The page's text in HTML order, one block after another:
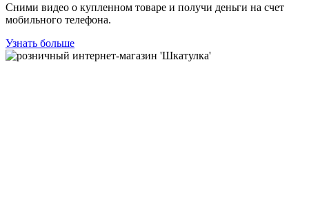
Сними видео о купленном товаре и получи деньги на счет
мобильного телефона.
Узнать больше